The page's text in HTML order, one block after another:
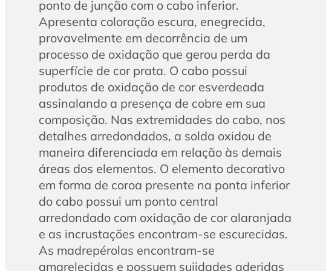
ponto de junção com o cabo inferior.
Apresenta coloração escura, enegrecida,
provavelmente em decorrência de um
processo de oxidação que gerou perda da
superfície de cor prata. O cabo possui
produtos de oxidação de cor esverdeada
assinalando a presença de cobre em sua
composição. Nas extremidades do cabo, nos
detalhes arredondados, a solda oxidou de
maneira diferenciada em relação às demais
áreas dos elementos. O elemento decorativo
em forma de coroa presente na ponta inferior
do cabo possui um ponto central
arredondado com oxidação de cor alaranjada
e as incrustações encontram-se escurecidas.
As madrepérolas encontram-se
amarelecidas e possuem sujidades aderidas